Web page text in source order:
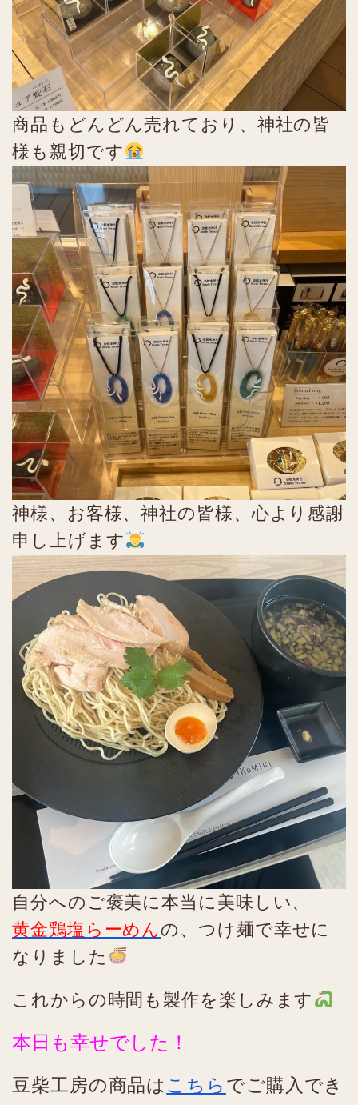
商品もどんどん売れており、神社の皆
様も親切です
神様、お客様、神社の皆様、心より感謝
申し上げます
自分へのご褒美に本当に美味しい、
黄金鶏塩らーめんの、つけ麺で幸せに
なりました
これからの時間も製作を楽しみます
本日も幸せでした！
豆柴工房の商品は こちら でご購入でき